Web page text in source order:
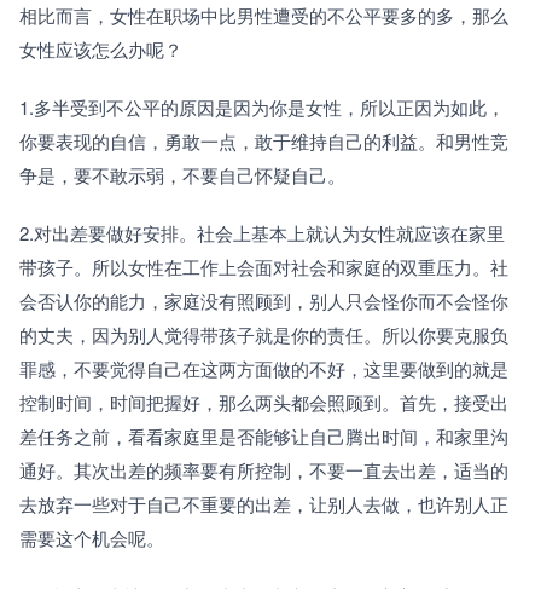
相比而言，女性在职场中比男性遭受的不公平要多的多，那么
女性应该怎么办呢？
1.多半受到不公平的原因是因为你是女性，所以正因为如此，
你要表现的自信，勇敢一点，敢于维持自己的利益。和男性竞
争是，要不敢示弱，不要自己怀疑自己。
2.对出差要做好安排。社会上基本上就认为女性就应该在家里
带孩子。所以女性在工作上会面对社会和家庭的双重压力。社
会否认你的能力，家庭没有照顾到，别人只会怪你而不会怪你
的丈夫，因为别人觉得带孩子就是你的责任。所以你要克服负
罪感，不要觉得自己在这两方面做的不好，这里要做到的就是
控制时间，时间把握好，那么两头都会照顾到。首先，接受出
差任务之前，看看家庭里是否能够让自己腾出时间，和家里沟
通好。其次出差的频率要有所控制，不要一直去出差，适当的
去放弃一些对于自己不重要的出差，让别人去做，也许别人正
需要这个机会呢。